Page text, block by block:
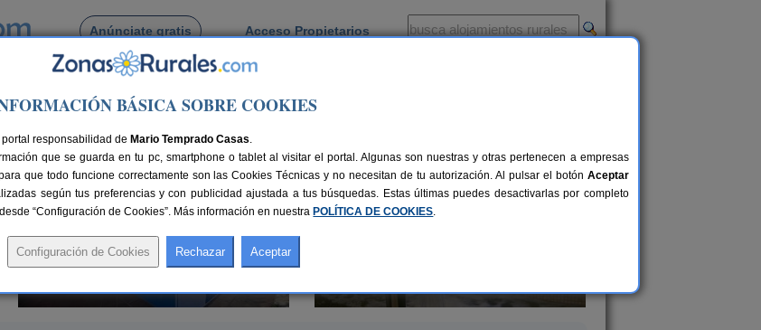
Anúnciate gratis Acceso Propietarios
Busca por pueblo
Couto Mixto
BÁSICA SOBRE COOKIES
responsabilidad de Mario Temprado Casas.
que se guarda en tu pc, smartphone o tablet al visitar el portal. Algunas son nuestras y otras pertenecen a empresas
que todo funcione correctamente son las Cookies Técnicas y no necesitan de tu autorización. Al pulsar el botón Aceptar
según tus preferencias y con publicidad ajustada a tus búsquedas. Estas últimas puedes desactivarlas por completo
“Configuración de Cookies”. Más información en nuestra POLÍTICA DE COOKIES.